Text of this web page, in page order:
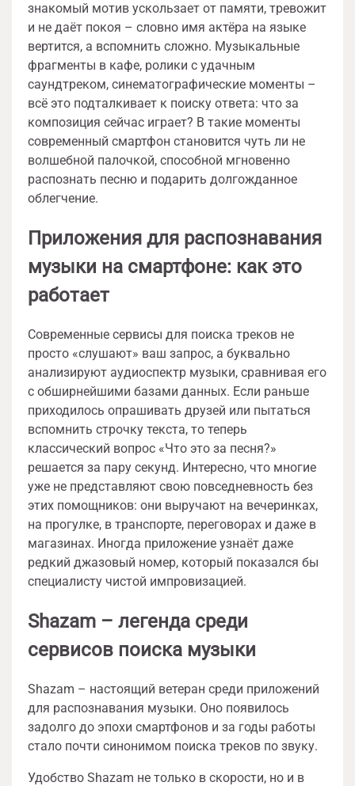
знакомый мотив ускользает от памяти, тревожит
и не даёт покоя – словно имя актёра на языке
вертится, а вспомнить сложно. Музыкальные
фрагменты в кафе, ролики с удачным
саундтреком, синематографические моменты –
всё это подталкивает к поиску ответа: что за
композиция сейчас играет? В такие моменты
современный смартфон становится чуть ли не
волшебной палочкой, способной мгновенно
распознать песню и подарить долгожданное
облегчение.
Приложения для распознавания
музыки на смартфоне: как это
работает
Современные сервисы для поиска треков не
просто «слушают» ваш запрос, а буквально
анализируют аудиоспектр музыки, сравнивая его
с обширнейшими базами данных. Если раньше
приходилось опрашивать друзей или пытаться
вспомнить строчку текста, то теперь
классический вопрос «Что это за песня?»
решается за пару секунд. Интересно, что многие
уже не представляют свою повседневность без
этих помощников: они выручают на вечеринках,
на прогулке, в транспорте, переговорах и даже в
магазинах. Иногда приложение узнаёт даже
редкий джазовый номер, который показался бы
специалисту чистой импровизацией.
Shazam – легенда среди
сервисов поиска музыки
Shazam – настоящий ветеран среди приложений
для распознавания музыки. Оно появилось
задолго до эпохи смартфонов и за годы работы
стало почти синонимом поиска треков по звуку.
Удобство Shazam не только в скорости, но и в